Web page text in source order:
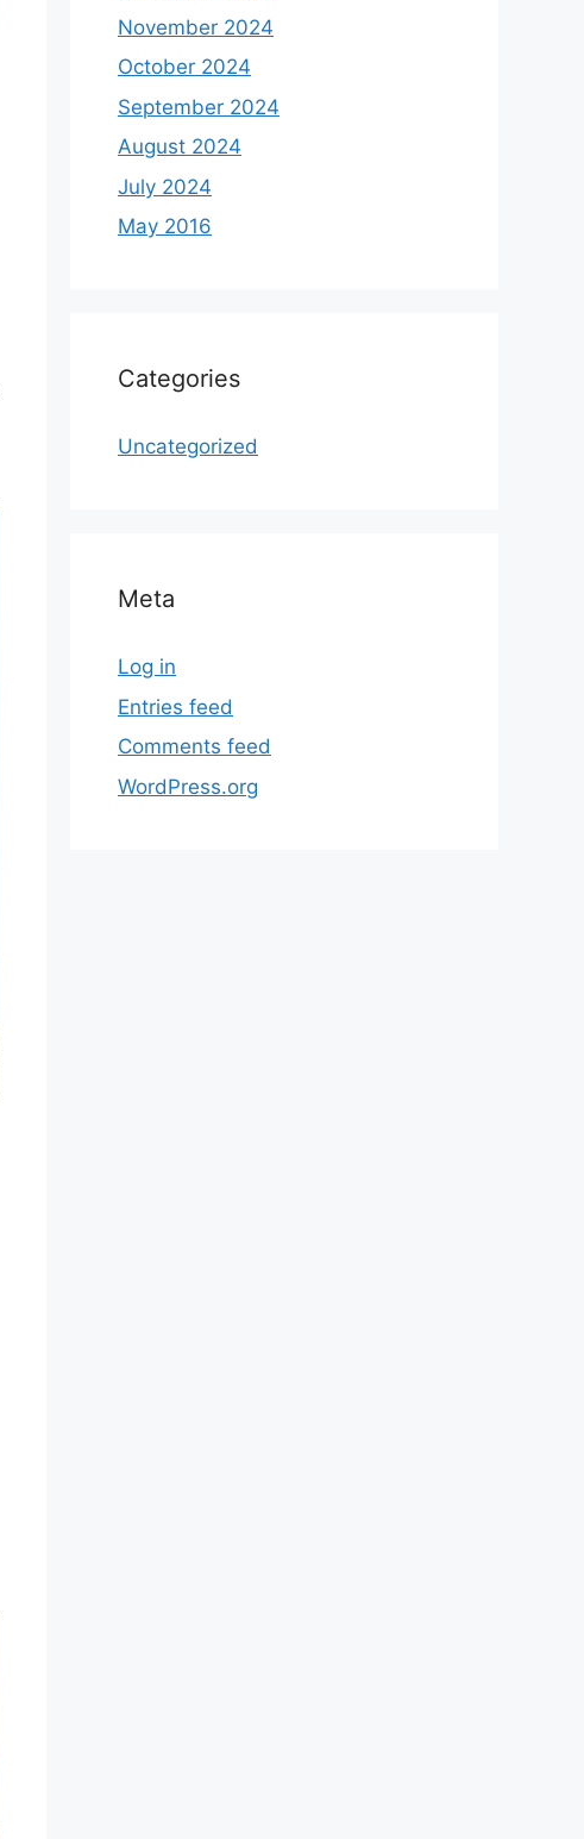
November 2024
October 2024
September 2024
August 2024
July 2024
May 2016
Categories
Uncategorized
Meta
Log in
Entries feed
Comments feed
WordPress.org